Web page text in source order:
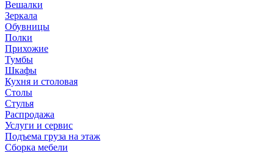
Вешалки
Зеркала
Обувницы
Полки
Прихожие
Тумбы
Шкафы
Кухня и столовая
Столы
Стулья
Распродажа
Услуги и сервис
Подъема груза на этаж
Сборка мебели